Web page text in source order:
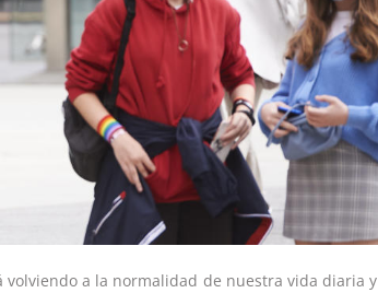
a la normalidad de nuestra vida diaria